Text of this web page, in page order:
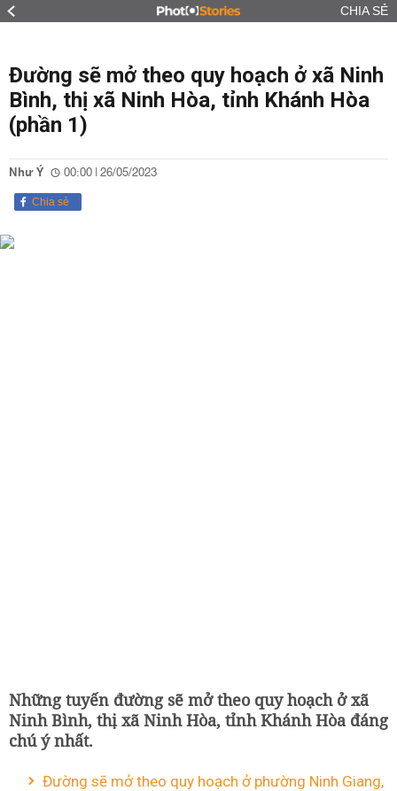
CHIA SẺ
Đường sẽ mở theo quy hoạch ở xã Ninh
Bình, thị xã Ninh Hòa, tỉnh Khánh Hòa
(phần 1)
Như Ý 00:00 | 26/05/2023
Chia sẻ
Những tuyến đường sẽ mở theo quy hoạch ở xã
Ninh Bình, thị xã Ninh Hòa, tỉnh Khánh Hòa đáng
chú ý nhất.
Đường sẽ mở theo quy hoạch ở phường Ninh Giang,